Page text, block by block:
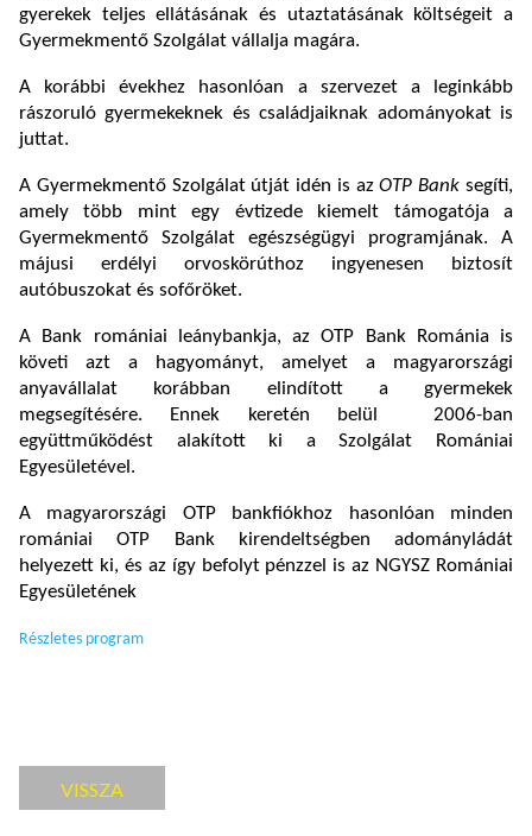
gyerekek teljes ellátásának és utaztatásának költségeit a
Gyermekmentő Szolgálat vállalja magára.
A korábbi évekhez hasonlóan a szervezet a leginkább
rászoruló gyermekeknek és családjaiknak adományokat is
juttat.
A Gyermekmentő Szolgálat útját idén is azOTP Bank segíti,
amely több mint egy évtizede kiemelt támogatója a
Gyermekmentő Szolgálat egészségügyi programjának. A
májusi erdélyi orvoskörúthoz ingyenesen biztosít
autóbuszokat és sofőröket.
A Bank romániai leánybankja, az OTP Bank Románia is
követi azt a hagyományt, amelyet a magyarországi
anyavállalat korábban elindított a gyermekek
megsegítésére. Ennek keretén belül 2006-ban
együttműködést alakított ki a Szolgálat Romániai
Egyesületével.
A magyarországi OTP bankfiókhoz hasonlóan minden
romániai OTP Bank kirendeltségben adományládát
helyezett ki, és az így befolyt pénzzel is az NGYSZ Romániai
Egyesületének
Részletes program
VISSZA